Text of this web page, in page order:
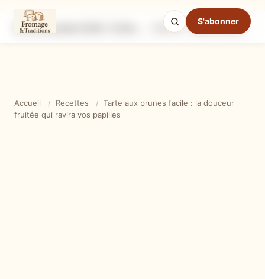
S'abonner
Ingrédients Étapes
Mode cuisine
Accueil / Recettes / Tarte aux prunes facile : la douceur
fruitée qui ravira vos papilles